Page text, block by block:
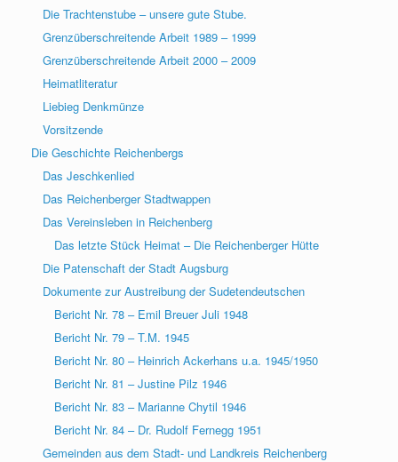
Die Trachtenstube – unsere gute Stube.
Grenzüberschreitende Arbeit 1989 – 1999
Grenzüberschreitende Arbeit 2000 – 2009
Heimatliteratur
Liebieg Denkmünze
Vorsitzende
Die Geschichte Reichenbergs
Das Jeschkenlied
Das Reichenberger Stadtwappen
Das Vereinsleben in Reichenberg
Das letzte Stück Heimat – Die Reichenberger Hütte
Die Patenschaft der Stadt Augsburg
Dokumente zur Austreibung der Sudetendeutschen
Bericht Nr. 78 – Emil Breuer Juli 1948
Bericht Nr. 79 – T.M. 1945
Bericht Nr. 80 – Heinrich Ackerhans u.a. 1945/1950
Bericht Nr. 81 – Justine Pilz 1946
Bericht Nr. 83 – Marianne Chytil 1946
Bericht Nr. 84 – Dr. Rudolf Fernegg 1951
Gemeinden aus dem Stadt- und Landkreis Reichenberg